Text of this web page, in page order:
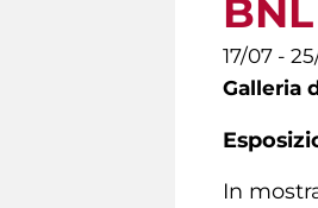
17/07 -
Galleria
In